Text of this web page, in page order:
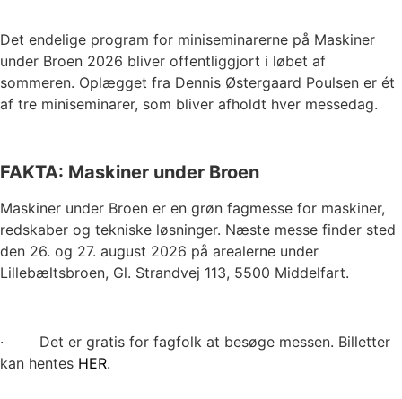
Det endelige program for miniseminarerne på Maskiner
under Broen 2026 bliver offentliggjort i løbet af
sommeren. Oplægget fra Dennis Østergaard Poulsen er ét
af tre miniseminarer, som bliver afholdt hver messedag.
FAKTA: Maskiner under Broen
Maskiner under Broen er en grøn fagmesse for maskiner,
redskaber og tekniske løsninger. Næste messe finder sted
den 26. og 27. august 2026 på arealerne under
Lillebæltsbroen, Gl. Strandvej 113, 5500 Middelfart.
· Det er gratis for fagfolk at besøge messen. Billetter
kan hentes HER.